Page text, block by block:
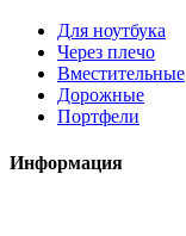
Для ноутбука
Через плечо
Вместительные
Дорожные
Портфели
Информация